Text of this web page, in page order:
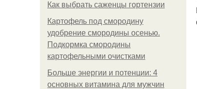
Как выбрать саженцы гортензии
Картофель под смородину
удобрение смородины осенью.
Подкормка смородины
картофельными очистками
Больше энергии и потенции: 4
основных витамина для мужчин